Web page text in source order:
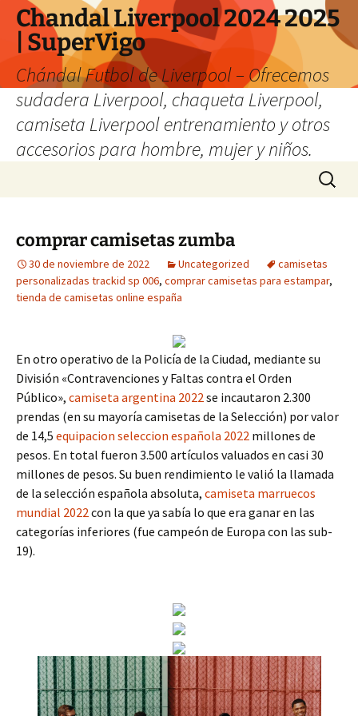
Chandal Liverpool 2024 2025
| SuperVigo
Chándal Futbol de Liverpool – Ofrecemos
sudadera Liverpool, chaqueta Liverpool,
camiseta Liverpool entrenamiento y otros
accesorios para hombre, mujer y niños.
Buscar:
comprar camisetas zumba
30 de noviembre de 2022 Uncategorized
camisetas
personalizadas trackid sp 006, comprar camisetas para estampar,
tienda de camisetas online españa
En otro operativo de la Policía de la Ciudad, mediante su
División «Contravenciones y Faltas contra el Orden
Público», camiseta argentina 2022se incautaron 2.300
prendas (en su mayoría camisetas de la Selección) por valor
de 14,5 equipacion seleccion española 2022 millones de
pesos. En total fueron 3.500 artículos valuados en casi 30
millones de pesos. Su buen rendimiento le valió la llamada
de la selección española absoluta, camiseta marruecos
mundial 2022con la que ya sabía lo que era ganar en las
categorías inferiores (fue campeón de Europa con las sub-
19).